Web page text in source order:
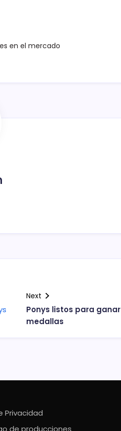
en el mercado
Next
Ponys listos para ganar
medallas
Privacidad
de producciones